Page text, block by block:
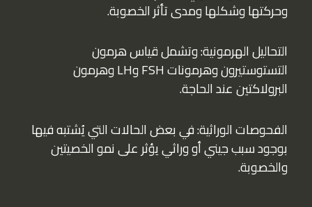
وحركتها وشكلها ومدى تأثر الخصوبة.
التحاليل الهرمونية: وتشمل قياس هرمون
التستوستيرون وهرمونات FSH وLH وهرمون
البرولاكتين عند الحاجة.
الفحوصات الوراثية: في بعض الحالات التي يُشتبه فيها
بوجود سبب جيني أو وراثي يؤثر على نمو الخصيتين
والخصوبة.